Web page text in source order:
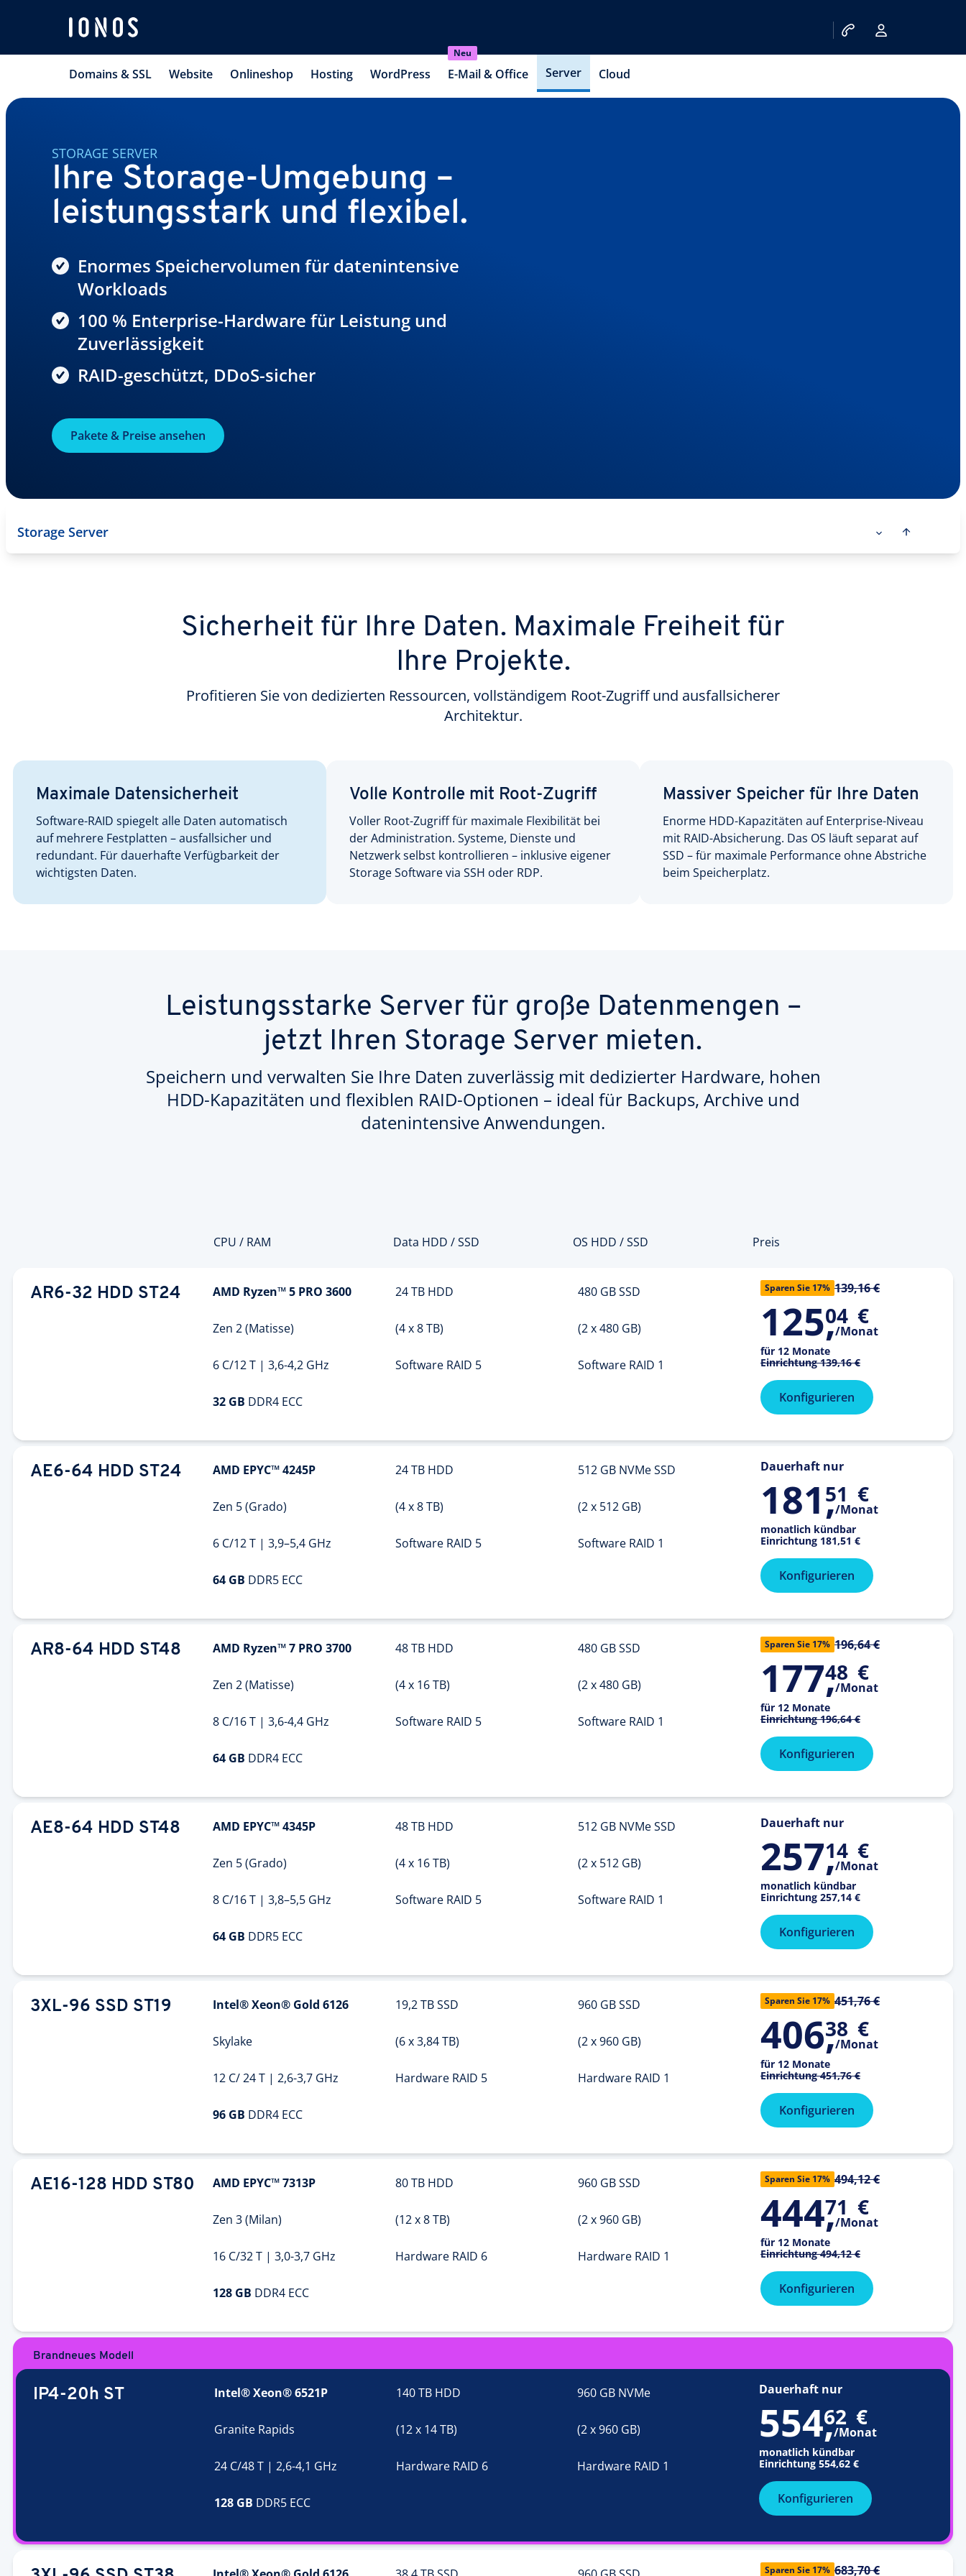
Domains & SSL Website Onlineshop Hosting WordPress
Neu
E-Mail & Office Server Cloud
STORAGE SERVER
Ihre Storage-Umgebung –
leistungsstark und flexibel.
Enormes Speichervolumen für datenintensive
Workloads
100 % Enterprise-Hardware für Leistung und
Zuverlässigkeit
RAID-geschützt, DDoS-sicher
Pakete & Preise ansehen
Storage Server
Sicherheit für Ihre Daten. Maximale Freiheit für
Ihre Projekte.
Profitieren Sie von dedizierten Ressourcen, vollständigem Root-Zugriff und ausfallsicherer
Architektur.
Maximale Datensicherheit
Software-RAID spiegelt alle Daten automatisch
auf mehrere Festplatten – ausfallsicher und
redundant. Für dauerhafte Verfügbarkeit der
wichtigsten Daten.
Volle Kontrolle mit Root-Zugriff
Voller Root-Zugriff für maximale Flexibilität bei
der Administration. Systeme, Dienste und
Netzwerk selbst kontrollieren – inklusive eigener
Storage Software via SSH oder RDP.
Massiver Speicher für Ihre Daten
Enorme HDD-Kapazitäten auf Enterprise-Niveau
mit RAID-Absicherung. Das OS läuft separat auf
SSD – für maximale Performance ohne Abstriche
beim Speicherplatz.
Leistungsstarke Server für große Datenmengen –
jetzt Ihren Storage Server mieten.
Speichern und verwalten Sie Ihre Daten zuverlässig mit dedizierter Hardware, hohen
HDD-Kapazitäten und flexiblen RAID-Optionen – ideal für Backups, Archive und
datenintensive Anwendungen.
CPU / RAM Data HDD / SSD OS HDD / SSD Preis
AR6-32 HDD ST24 AMD Ryzen™ 5 PRO 3600
Zen 2 (Matisse)
6 C/12 T | 3,6-4,2 GHz
32 GB DDR4 ECC
24 TB HDD
(4 x 8 TB)
Software RAID 5
480 GB SSD
(2 x 480 GB)
Software RAID 1
Sparen Sie 17% 139,16 €
125,
04 €
/Monat
für 12 Monate
Einrichtung 139,16 €
Konfigurieren
AE6-64 HDD ST24 AMD EPYC™ 4245P
Zen 5 (Grado)
6 C/12 T | 3,9–5,4 GHz
64 GB DDR5 ECC
24 TB HDD
(4 x 8 TB)
Software RAID 5
512 GB NVMe SSD
(2 x 512 GB)
Software RAID 1
Dauerhaft nur
181,
51 €
/Monat
monatlich kündbar
Einrichtung 181,51 €
Konfigurieren
AR8-64 HDD ST48 AMD Ryzen™ 7 PRO 3700
Zen 2 (Matisse)
8 C/16 T | 3,6-4,4 GHz
64 GB DDR4 ECC
48 TB HDD
(4 x 16 TB)
Software RAID 5
480 GB SSD
(2 x 480 GB)
Software RAID 1
Sparen Sie 17% 196,64 €
177,
48 €
/Monat
für 12 Monate
Einrichtung 196,64 €
Konfigurieren
AE8-64 HDD ST48 AMD EPYC™ 4345P
Zen 5 (Grado)
8 C/16 T | 3,8–5,5 GHz
64 GB DDR5 ECC
48 TB HDD
(4 x 16 TB)
Software RAID 5
512 GB NVMe SSD
(2 x 512 GB)
Software RAID 1
Dauerhaft nur
257,
14 €
/Monat
monatlich kündbar
Einrichtung 257,14 €
Konfigurieren
3XL-96 SSD ST19 Intel® Xeon® Gold 6126
Skylake
12 C/ 24 T | 2,6-3,7 GHz
96 GB DDR4 ECC
19,2 TB SSD
(6 x 3,84 TB)
Hardware RAID 5
960 GB SSD
(2 x 960 GB)
Hardware RAID 1
Sparen Sie 17% 451,76 €
406,
38 €
/Monat
für 12 Monate
Einrichtung 451,76 €
Konfigurieren
AE16-128 HDD ST80 AMD EPYC™ 7313P
Zen 3 (Milan)
16 C/32 T | 3,0-3,7 GHz
128 GB DDR4 ECC
80 TB HDD
(12 x 8 TB)
Hardware RAID 6
960 GB SSD
(2 x 960 GB)
Hardware RAID 1
Sparen Sie 17% 494,12 €
444,
71 €
/Monat
für 12 Monate
Einrichtung 494,12 €
Konfigurieren
Brandneues Modell
IP4-20h ST Intel® Xeon® 6521P
Granite Rapids
24 C/48 T | 2,6-4,1 GHz
128 GB DDR5 ECC
140 TB HDD
(12 x 14 TB)
Hardware RAID 6
960 GB NVMe
(2 x 960 GB)
Hardware RAID 1
Dauerhaft nur
554,
62 €
/Monat
monatlich kündbar
Einrichtung 554,62 €
Konfigurieren
Sparen Sie 17% 683,70 €